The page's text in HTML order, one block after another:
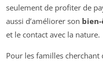
seulement de profiter de
aussi d’améliorer son
et le contact avec la nature.
Pour les familles cherchant